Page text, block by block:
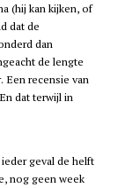
(hij kan kijken, of
dat de
dan
de lengte
recensie van
dat terwijl in
geval de helft
nog geen week